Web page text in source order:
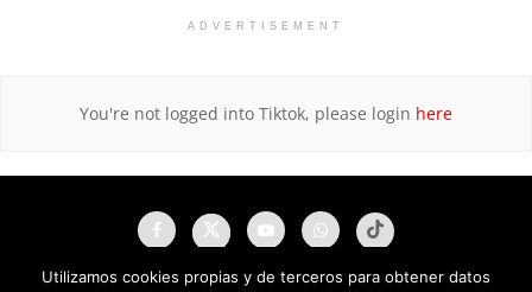
ADVERTISEMENT
You're not logged into Tiktok, please login here
Utilizamos cookies propias y de terceros para obtener datos